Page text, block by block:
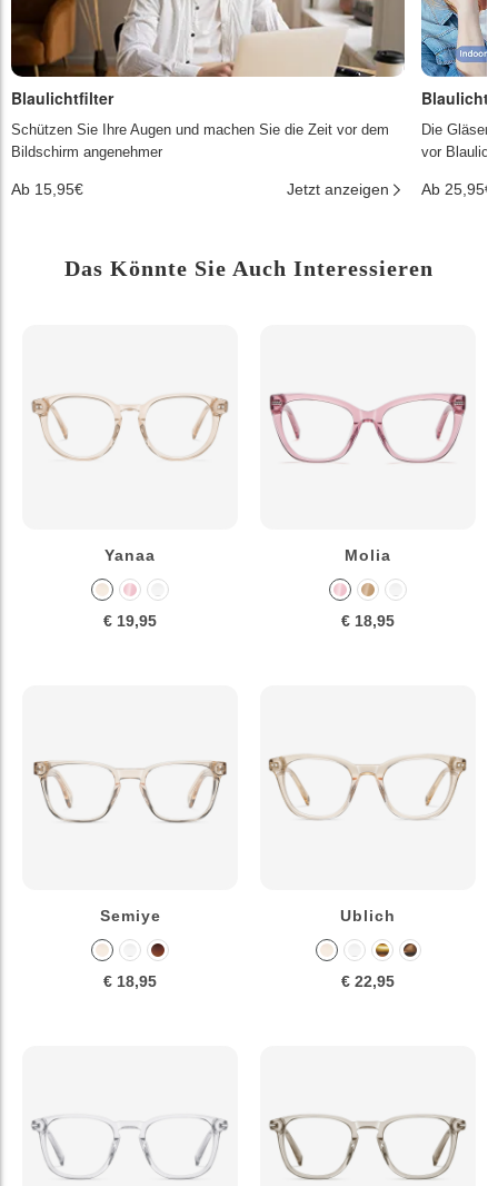
Blaulichtfilter
Schützen Sie Ihre Augen und machen Sie die Zeit vor dem
Bildschirm angenehmer
Ab 15,95€ Jetzt anzeigen
Die Gläser
vor
Ab 25,95€
Das Könnte Sie Auch Interessieren
Yanaa
€ 19,95
Molia
€ 18,95
Semiye
€ 18,95
Ublich
€ 22,95